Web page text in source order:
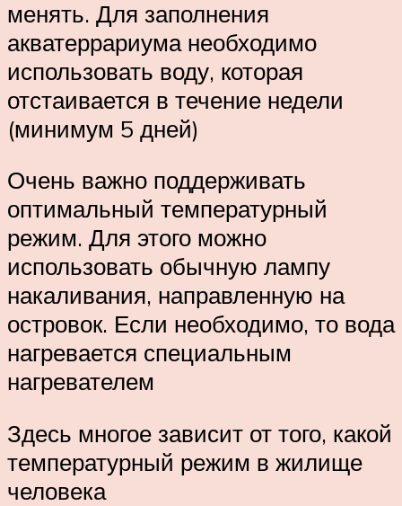
менять. Для заполнения
акватеррариума необходимо
использовать воду, которая
отстаивается в течение недели
(минимум 5 дней)
Очень важно поддерживать
оптимальный температурный
режим. Для этого можно
использовать обычную лампу
накаливания, направленную на
островок. Если необходимо, то вода
нагревается специальным
нагревателем
Здесь многое зависит от того, какой
температурный режим в жилище
человека